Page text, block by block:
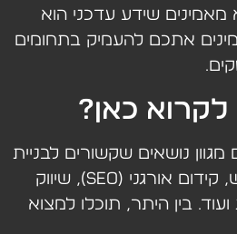
מאמינים שידע עדכני הוא
אתכם להעמיק בתחומים
כאן?
נושאים שקשורים לבניית
אתרים, חוויית משתמש, קידום אורגני (SEO), שיווק
ועוד. בין היתר, תוכלו למצוא